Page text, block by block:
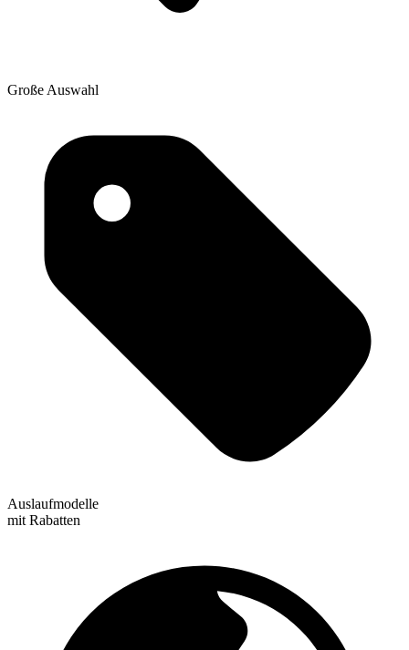
Große Auswahl
Auslaufmodelle
mit Rabatten